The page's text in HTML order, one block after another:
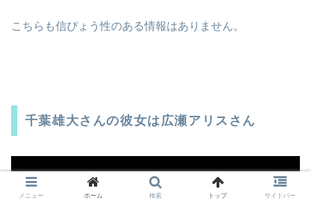
こちらも信ぴょう性のある情報はありません。
千葉雄大さんの彼女は広瀬アリスさん
メニュー ホーム 検索 トップ サイドバー